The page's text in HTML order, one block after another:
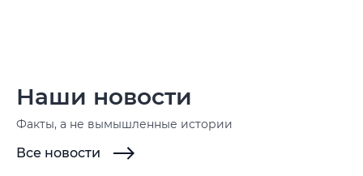
Наши новости
Факты, а не вымышленные истории
Все новости